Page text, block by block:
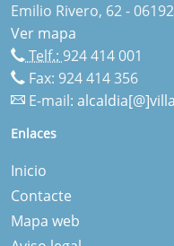
Emilio Rivero, 62 -
Ver mapa
Telf.: 924 414 001
Fax: 924 414 356
E-mail:
Enlaces
Inicio
Contacte
Mapa web